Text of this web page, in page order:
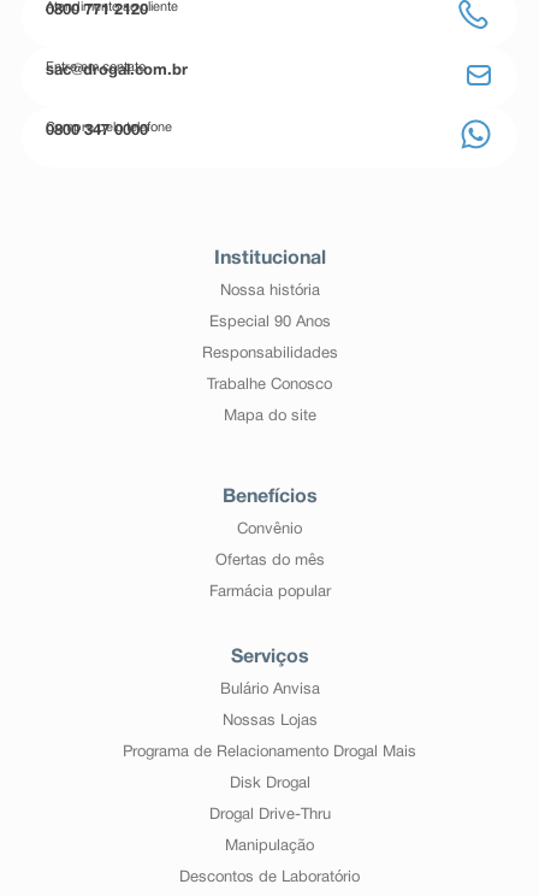
Atendimento ao cliente
0800 771 2120
Entre em contato
sac@drogal.com.br
Compre pelo telefone
0800 347 0000
Institucional
Nossa história
Especial 90 Anos
Responsabilidades
Trabalhe Conosco
Mapa do site
Benefícios
Convênio
Ofertas do mês
Farmácia popular
Serviços
Bulário Anvisa
Nossas Lojas
Programa de Relacionamento Drogal Mais
Disk Drogal
Drogal Drive-Thru
Manipulação
Descontos de Laboratório